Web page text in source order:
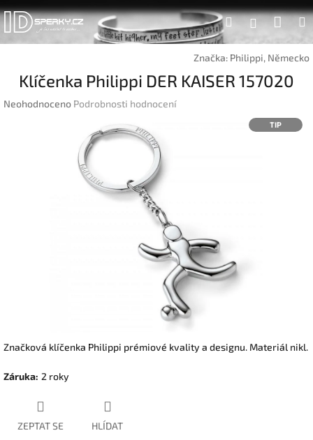
Přejít
na
obsah
Hledat
Značka: Philippi, Německo
Klíčenka Philippi DER KAISER 157020
Průměrné
Neohodnoceno Podrobnosti hodnocení
TIP
Značková klíčenka Philippi prémiové kvality a designu. Materiál nikl.
Záruka: 2 roky
ZEPTAT SE HLÍDAT